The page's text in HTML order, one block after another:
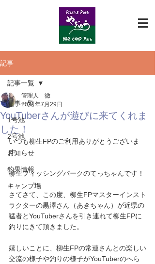
記事
記事一覧
1号池
2号池
お知らせ
釣果情報
キャンプ場
記事一覧
YouTuberさんが遊びに来てくれま
した！
管理人 徹
2021年7月29日
いつも柳生FPのご利用ありがとうございま
す。
柳生フィッシングパークのてっちゃんです！
さてさて、この度、柳生FPマスターインスト
ラクターの黒澤さん（あきちゃん）が近県の
猛者とYouTuberさんを引き連れて柳生FPに
釣りにきて頂きました。
嬉しいことに、柳生FPの常連さんとの楽しい
交流の様子や釣りの様子がYouTuberのへら